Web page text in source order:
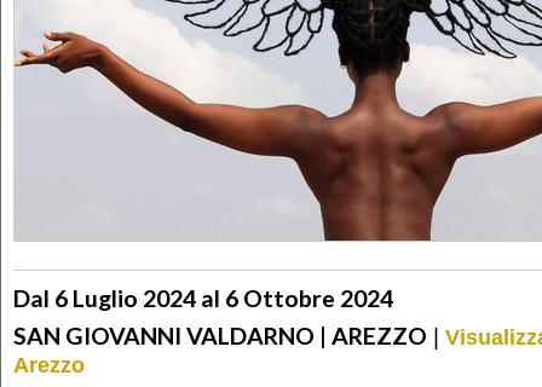
Dal 6 Luglio 2024 al 6 Ottobre 2024
SAN GIOVANNI VALDARNO | AREZZO |
Arezzo